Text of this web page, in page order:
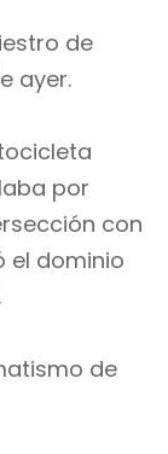
de
ayer.
por
con
el dominio
de